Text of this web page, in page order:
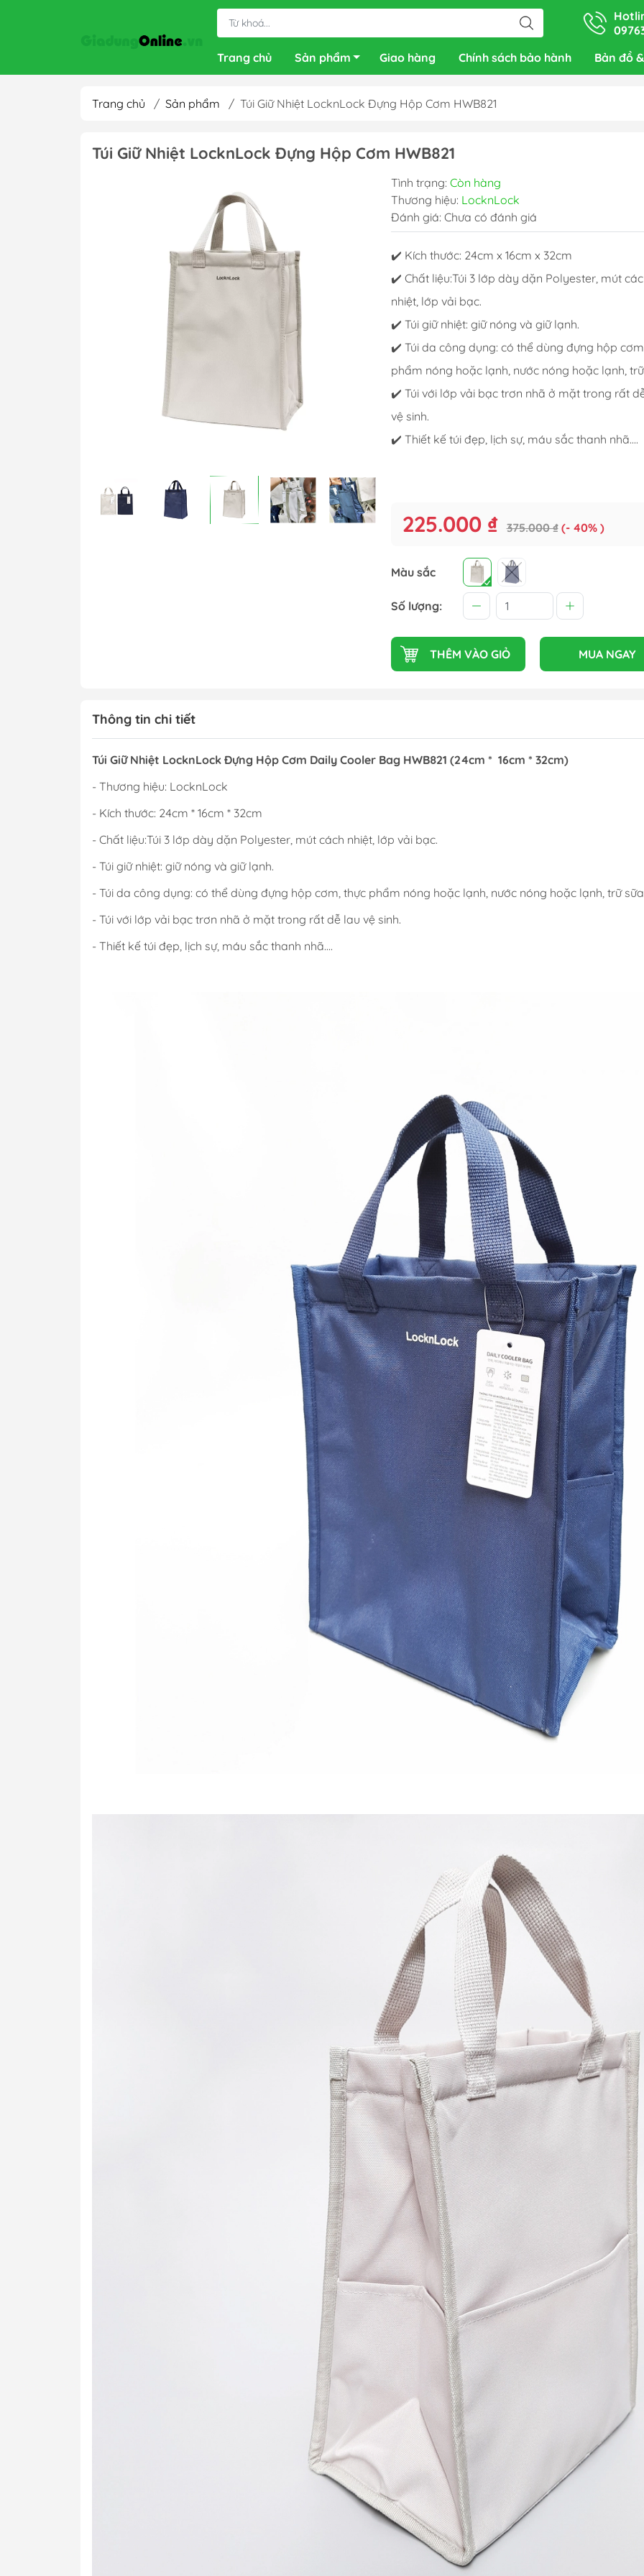
Trang chủ
Sản phẩm
Nồi & Chảo
Bộ Gia Vị
Hộp Đựng Thực Phẩm
Giao hàng Chính sách bảo hành Bản đồ
Trang chủ / Sản phẩm / Túi Giữ Nhiệt LocknLock Đựng Hộp Cơm HWB821
Túi Giữ Nhiệt LocknLock Đựng Hộp Cơm HWB821
Tình trạng: Còn hàng
Thương hiệu: LocknLock
Đánh giá: Chưa có đánh giá
✔️ Kích thước: 24cm x 16cm x 32cm
✔️ Chất liệu:Túi 3 lớp dày dặn Polyester, mút
nhiệt, lớp vải bạc.
✔️ Túi giữ nhiệt: giữ nóng và giữ lạnh.
✔️ Túi da công dụng: có thể dùng đựng hộp
phẩm nóng hoặc lạnh, nước nóng hoặc lạnh, trữ
✔️ Túi với lớp vải bạc trơn nhã ở mặt trong rất
vệ sinh.
✔️ Thiết kế túi đẹp, lịch sự, máu sắc thanh nhã....
225.000 ₫ 375.000 ₫ (- 40% )
Màu sắc
Số lượng:
THÊM VÀO GIỎ MUA NGAY
Thông tin chi tiết
Túi Giữ Nhiệt LocknLock Đựng Hộp Cơm Daily Cooler Bag HWB821 (24cm * 16cm * 32cm)
- Thương hiệu: LocknLock
- Kích thước: 24cm * 16cm * 32cm
- Chất liệu:Túi 3 lớp dày dặn Polyester, mút cách nhiệt, lớp vải bạc.
- Túi giữ nhiệt: giữ nóng và giữ lạnh.
- Túi da công dụng: có thể dùng đựng hộp cơm, thực phẩm nóng hoặc lạnh, nước nóng hoặc lạnh, trữ
- Túi với lớp vải bạc trơn nhã ở mặt trong rất dễ lau vệ sinh.
- Thiết kế túi đẹp, lịch sự, máu sắc thanh nhã....